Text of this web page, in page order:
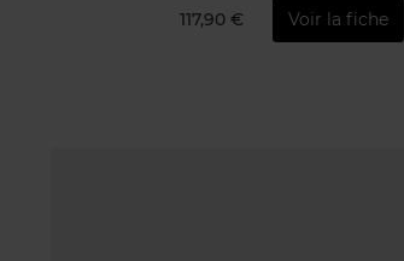
117,90 € Voir la fiche